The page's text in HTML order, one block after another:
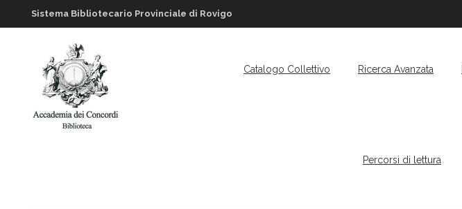
Sistema Bibliotecario Provinciale di Rovigo
Catalogo Collettivo Ricerca Avanzata
Percorsi di lettura